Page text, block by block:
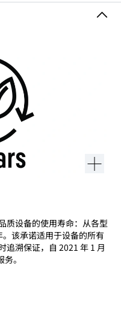
质设备的使用寿命：从各型
该承诺适用于设备的所有
追溯保证，自 2021 年 1 月
。